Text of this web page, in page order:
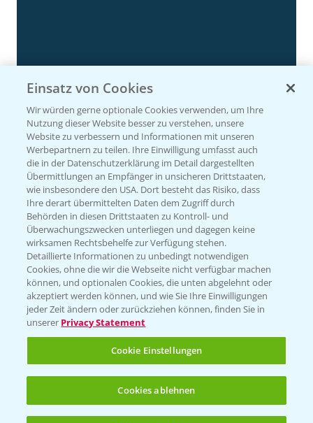
Rundgang Silomais Demo bei Neu-Ulm
23.09.2024
5:54
Rundgang - Silomais Demo Region
Augsburg
24.09.2024
Einsatz von Cookies
Wir würden gerne optionale Cookies verwenden, um Ihre
Nutzung dieser Website besser zu verstehen, unsere
Website zu verbessern und Informationen mit unseren
Werbepartnern zu teilen. Ihre Einwilligung umfasst auch
die in der Datenschutzerklärung im Detail dargestellten
Übermittlungen an Empfänger in unsicheren Drittstaaten,
wie insbesondere den USA. Dort besteht das Risiko, dass
Ihre derart übermittelten Daten dem Zugriff durch
Behörden in diesen Drittstaaten zu Kontroll- und
Überwachungszwecken unterliegen und dagegen keine
wirksamen Rechtsbehelfe zur Verfügung stehen.
Detaillierte Informationen zu unbedingt notwendigen
Cookies, ohne die wir die Webseite nicht verfügbar machen
können, und optionalen Cookies, die unten abgelehnt oder
akzeptiert werden können, und wie Sie Ihre Einwilligungen
jeder Zeit ändern oder zurückziehen können, finden Sie in
unserer Privacy Statement
Cookie Einstellungen
Cookies ablehnen